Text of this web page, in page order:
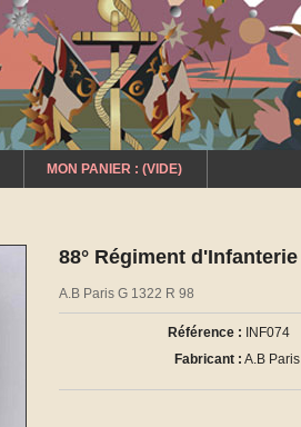
MON PANIER : (VIDE)
88° Régiment d'Infanterie
A.B Paris G 1322 R 98
Référence :
INF074
Fabricant : A.B Paris